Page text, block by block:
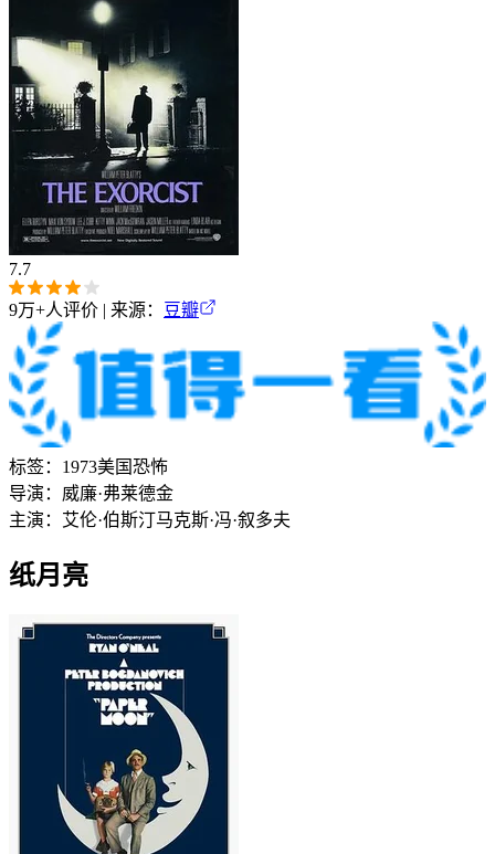
7.7
9万+人评价 | 来源： 豆瓣
标签： 1973美国恐怖
导演： 威廉·弗莱德金
主演： 艾伦·伯斯汀马克斯·冯·叙多夫
纸月亮